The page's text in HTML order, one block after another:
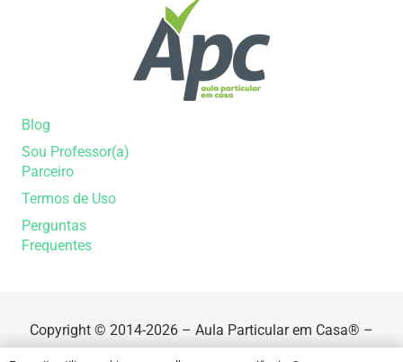
Blog
Sou Professor(a)
Parceiro
Termos de Uso
Perguntas
Frequentes
Copyright © 2014-2026 – Aula Particular em Casa® –